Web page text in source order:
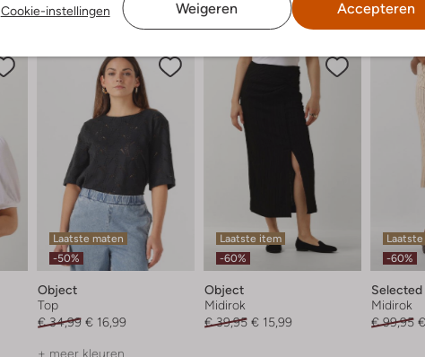
Cookie-instellingen Weigeren Accepteren
Laatste maten
-50%
Object
Top
€ 34,99 € 16,99
+ meer kleuren
Laatste item
-60%
Object
Midirok
€ 39,95 € 15,99
-60%
Selected
Midirok
€ 99,95